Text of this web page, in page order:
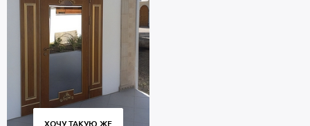
ХОЧУ ТАКУЮ ЖЕ